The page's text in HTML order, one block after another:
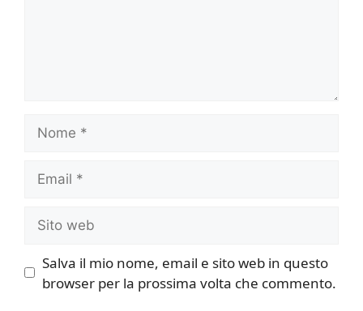
web
Salva il mio nome, email e sito web in questo
browser per la prossima volta che commento.